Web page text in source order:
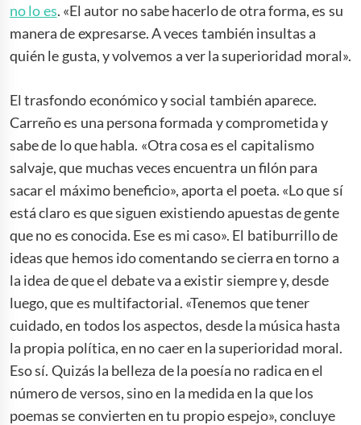
no lo es. «El autor no sabe hacerlo de otra forma, es su
manera de expresarse. A veces también insultas a
quién le gusta, y volvemos a ver la superioridad moral».
El trasfondo económico y social también aparece.
Carreño es una persona formada y comprometida y
sabe de lo que habla. «Otra cosa es el capitalismo
salvaje, que muchas veces encuentra un filón para
sacar el máximo beneficio», aporta el poeta. «Lo que sí
está claro es que siguen existiendo apuestas de gente
que no es conocida. Ese es mi caso». El batiburrillo de
ideas que hemos ido comentando se cierra en torno a
la idea de que el debate va a existir siempre y, desde
luego, que es multifactorial. «Tenemos que tener
cuidado, en todos los aspectos, desde la música hasta
la propia política, en no caer en la superioridad moral.
Eso sí. Quizás la belleza de la poesía no radica en el
número de versos, sino en la medida en la que los
poemas se convierten en tu propio espejo», concluye